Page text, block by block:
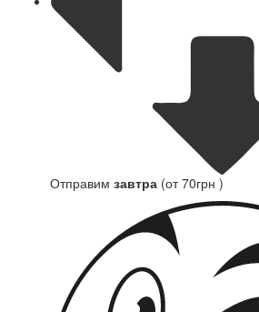
Отправим завтра (от 70грн )